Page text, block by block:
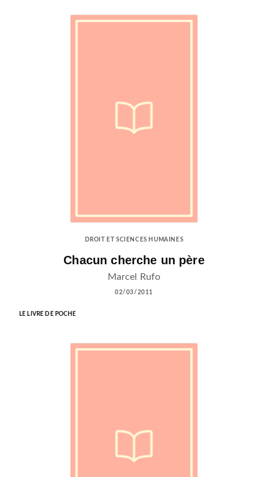
DROIT ET SCIENCES HUMAINES
Chacun cherche un père
Marcel Rufo
02/03/2011
LE LIVRE DE POCHE